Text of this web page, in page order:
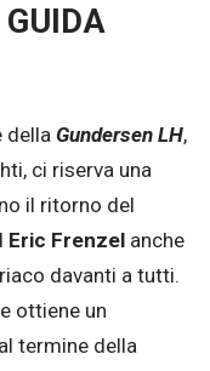
della Gundersen LH,
ci riserva una
il ritorno del
Eric Frenzel anche
davanti a tutti.
ottiene un
termine della